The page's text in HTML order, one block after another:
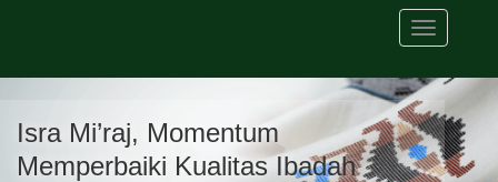
Toggle
navigation
Isra Mi’raj, Momentum
Memperbaiki Kualitas Ibadah